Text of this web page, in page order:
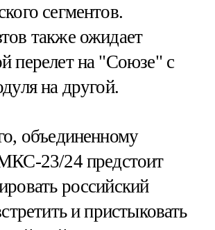
сегментов.
также ожидает
перелет на "Союзе" с
на другой.
объединенному
23/24 предстоит
российский
и пристыковать